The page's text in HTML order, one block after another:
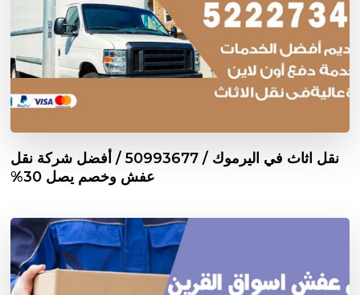
نقل اثاث في اليرموك / 50993677 / أفضل شركة نقل
عفش وخصم يصل 30%